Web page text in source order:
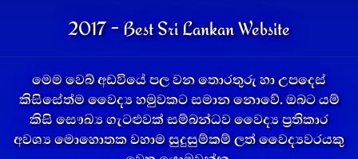
2017 - Best Sri Lankan Website
මෙම වෙබ් අඩවියේ පල වන තොරතුරු හා උපදෙස්
කිසිසේත්ම වෛද්‍ය හමුවකට සමාන නොවේ. ඔබට යම්
කිසි සෞඛ්‍ය ගැටළුවක් සම්බන්ධව වෛද්‍ය ප්‍රතිකාර
අවශ්‍ය මොහොතක වහාම සුදුසුම්කම් ලත් වෛද්‍යවරයකු